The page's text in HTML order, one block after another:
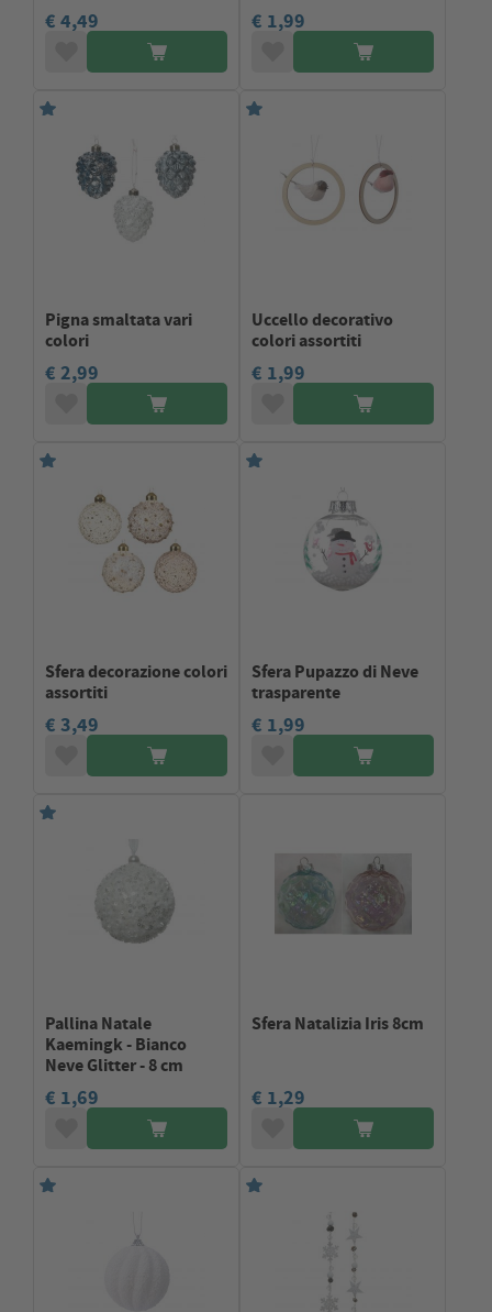
€ 4,49 € 1,99
Pigna smaltata vari
colori
€ 2,99
Uccello decorativo
colori assortiti
€ 1,99
Sfera decorazione colori
assortiti
€ 3,49
Sfera Pupazzo di Neve
trasparente
€ 1,99
Pallina Natale
Kaemingk - Bianco
Neve Glitter - 8 cm
€ 1,69
Sfera Natalizia Iris 8cm
€ 1,29